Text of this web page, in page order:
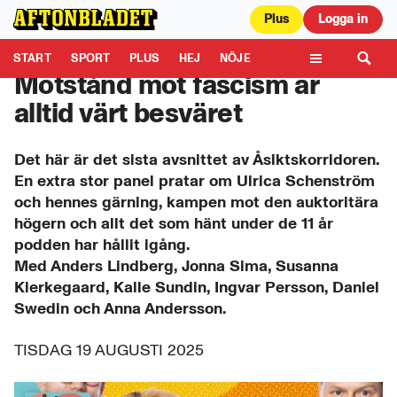
Plus Logga in
START SPORT PLUS HEJ NÖJE
TIPSA KULTUR LEDARE TV
Aftonbladet är en del av Schibsted Media. Schibsted News Media AB är
ansvarig för dina data på denna webbplats.Läs mer här
Motstånd mot fascism är
alltid värt besväret
Det här är det sista avsnittet av Åsiktskorridoren.
En extra stor panel pratar om Ulrica Schenström
och hennes gärning, kampen mot den auktoritära
högern och allt det som hänt under de 11 år
podden har hållit igång.
Med Anders Lindberg, Jonna Sima, Susanna
Kierkegaard, Kalle Sundin, Ingvar Persson, Daniel
Swedin och Anna Andersson.
TISDAG 19 AUGUSTI 2025